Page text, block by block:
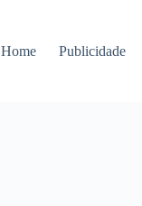
Home Publicidade